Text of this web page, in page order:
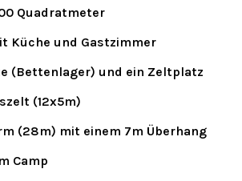
Quadratmeter
Küche und Gastzimmer
(Bettenlager) und ein Zeltplatz
(12x5m)
(28m) mit einem 7m Überhang
Camp